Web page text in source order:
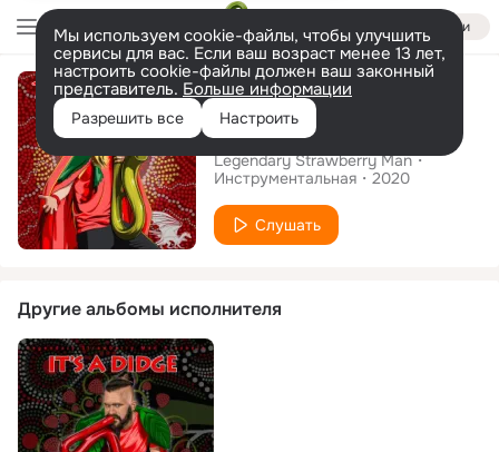
Войти
Мы используем cookie-файлы, чтобы улучшить
сервисы для вас. Если ваш возраст менее 13 лет,
настроить cookie-файлы должен ваш законный
представитель. Больше информации
Разрешить все Настроить
Альбом
The SaxoDidge Era
Legendary Strawberry Man
Инструментальная
2020
Слушать
Другие альбомы исполнителя